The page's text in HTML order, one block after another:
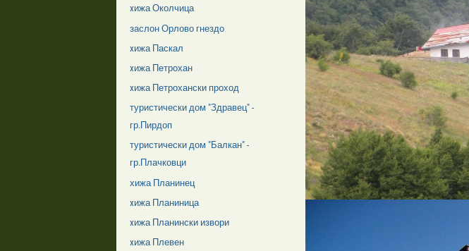
xижа Околчица
заслон Орлово гнездо
xижа Паскал
xижа Петрохан
xижа Петрохански проход
туристически дом "Здравец" -
гр.Пирдоп
туристически дом "Балкан" -
гр.Плачковци
хижа Планинец
xижа Планиница
xижа Планински извори
xижа Плевен